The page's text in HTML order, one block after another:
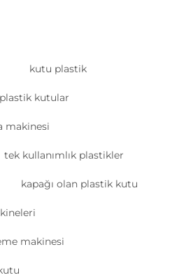
kutu plastik
kutular
makinesi
tek kullanımlık plastikler
kapağı olan plastik kutu
makinesi